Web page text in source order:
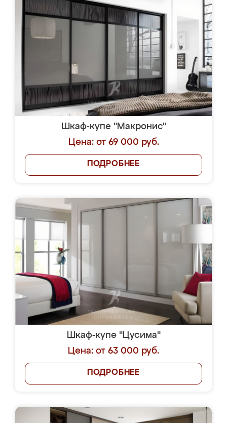
Шкаф-купе "Макронис"
Цена: от 69 000 руб.
ПОДРОБНЕЕ
Шкаф-купе "Цусима"
Цена: от 63 000 руб.
ПОДРОБНЕЕ